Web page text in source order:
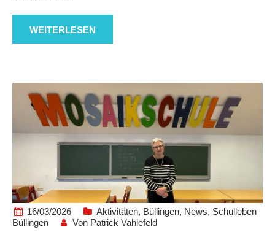
WEITERLESEN
16/03/2026 Aktivitäten, Büllingen, News, Schulleben
Büllingen
Von Patrick Vahlefeld